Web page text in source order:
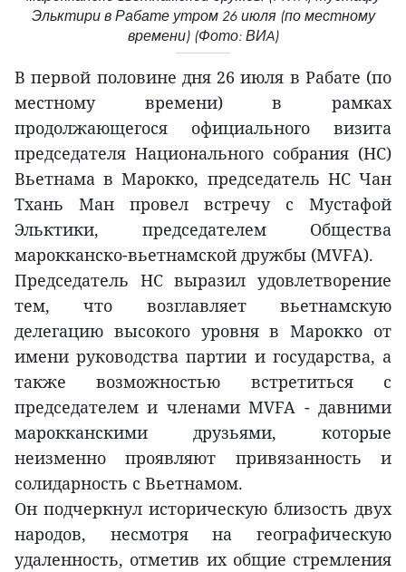
Эльктири в Рабате утром 26 июля (по местному
времени) (Фото: ВИA)
В первой половине дня 26 июля в Рабате (по
местному времени) в рамках
продолжающегося официального визита
председателя Национального собрания (НС)
Вьетнама в Марокко, председатель НС Чан
Тхань Ман провел встречу с Мустафой
Эльктики, председателем Общества
марокканско-вьетнамской дружбы (MVFA).
Председатель НС выразил удовлетворение
тем, что возглавляет вьетнамскую
делегацию высокого уровня в Марокко от
имени руководства партии и государства, а
также возможностью встретиться с
председателем и членами MVFA - давними
марокканскими друзьями, которые
неизменно проявляют привязанность и
солидарность с Вьетнамом.
Он подчеркнул историческую близость двух
народов, несмотря на географическую
удаленность, отметив их общие стремления